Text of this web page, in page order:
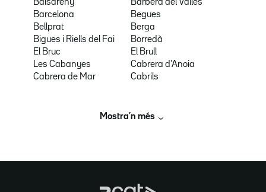
Balsareny
Barberà del Vallès
Barcelona
Begues
Bellprat
Berga
Bigues i Riells del Fai
Borredà
El Bruc
El Brull
Les Cabanyes
Cabrera d'Anoia
Cabrera de Mar
Cabrils
Mostra’n més